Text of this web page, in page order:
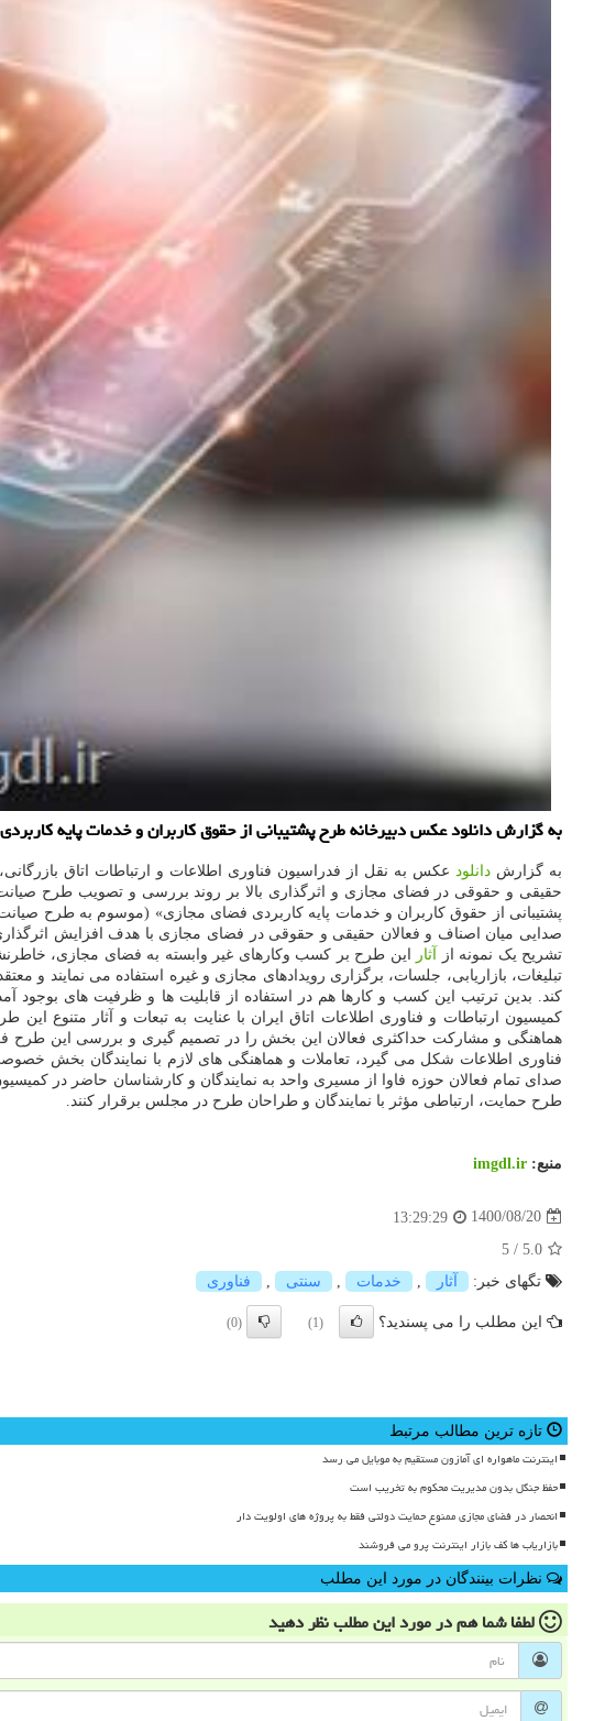
به گزارش دانلود عکس دبیرخانه طرح پشتیبانی از حقوق کاربران و خدمات پایه
به گزارشدانلود عکس به نقل از فدراسیون فناوری اطلاعات و ارتباطات اتاق
حقیقی و حقوقی در فضای مجازی و اثرگذاری بالا بر روند بررسی و تصویب طرح
پشتیبانی از حقوق کاربران و خدمات پایه کاربردی فضای مجازی» (موسوم به طرح
صدایی میان اصناف و فعالان حقیقی و حقوقی در فضای مجازی با هدف افزایش
تشریح یک نمونه از
آثار
این طرح بر کسب وکارهای غیر وابسته به فضای مجازی،
تبلیغات، بازاریابی، جلسات، برگزاری رویدادهای مجازی و غیره استفاده می نمایند
کند. بدین ترتیب این کسب و کارها هم در استفاده از قابلیت ها و ظرفیت های بوجود
کمیسیون ارتباطات و فناوری اطلاعات اتاق ایران با عنایت به تبعات و آثار متنوع
هماهنگی و مشارکت حداکثری فعالان این بخش را در تصمیم گیری و بررسی این طرح
فناوری اطلاعات شکل می گیرد، تعاملات و هماهنگی های لازم با نمایندگان بخش
صدای تمام فعالان حوزه فاوا از مسیری واحد به نمایندگان و کارشناسان حاضر در
طرح حمایت، ارتباطی مؤثر با نمایندگان و طراحان طرح در مجلس برقرار کنند.
منبع: imgdl.ir
1400/08/20
13:29:29
5.0
/
5
تگهای خبر:
آثار , خدمات , سنتی , فناوری
این مطلب را می پسندید؟ (1)
(0)
تازه ترین مطالب مرتبط
اینترنت ماهواره ای آمازون مستقیم به موبایل می رسد
حفظ جنگل بدون مدیریت محکوم به تخریب است
انحصار در فضای مجازی ممنوع حمایت دولتی فقط به پروژه های اولویت دار
بازاریاب ها کف بازار اینترنت پرو می فروشند
نظرات بینندگان در مورد این مطلب
لطفا شما همدر مورد این مطلبنظر دهید